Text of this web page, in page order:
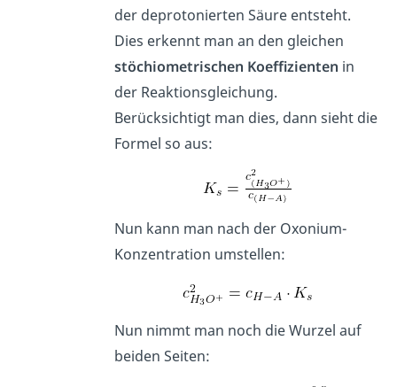
der deprotonierten Säure entsteht.
Dies erkennt man an den gleichen
stöchiometrischen Koeffizienten in
der Reaktionsgleichung.
Berücksichtigt man dies, dann sieht die
Formel so aus:
Nun kann man nach der Oxonium-
Konzentration umstellen:
Nun nimmt man noch die Wurzel auf
beiden Seiten: